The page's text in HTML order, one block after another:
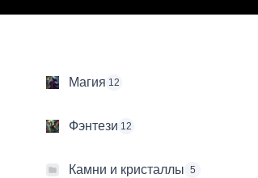
Магия 12
Фэнтези 12
Камни и кристаллы 5